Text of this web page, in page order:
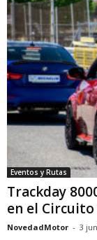
Eventos y Rutas
Trackday
en el Circuito
NovedadMotor - 3